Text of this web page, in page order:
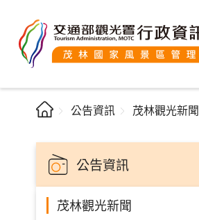
公告資訊 茂林觀光新聞
公告資訊
茂林觀光新聞